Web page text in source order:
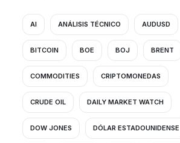
AI ANÁLISIS TÉCNICO AUDUSD
BITCOIN BOE BOJ BRENT
COMMODITIES CRIPTOMONEDAS
CRUDE OIL DAILY MARKET WATCH
DOW JONES DÓLAR ESTADOUNIDENSE